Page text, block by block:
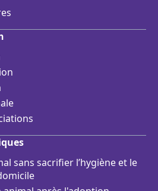
sans sacrifier l’hygiène et le